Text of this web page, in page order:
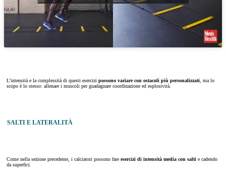
L’intensità e la complessità di questi esercizi possono variare con ostacoli più personalizzati, ma lo
scopo è lo stesso: allenare i muscoli per guadagnare coordinazione ed esplosività.
SALTI E LATERALITÀ
Come nella sezione precedente, i calciatori possono fare esercizi di intensità media con salti e cadendo
da superfici.